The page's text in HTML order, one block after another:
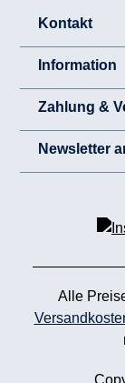
Kontakt
Information
Zahlung &
Newsletter
Alle